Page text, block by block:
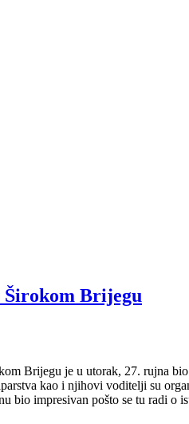
Brijegu
Brijegu je u utorak, 27. rujna
kao i njihovi voditelji su
bio impresivan pošto se tu radi o